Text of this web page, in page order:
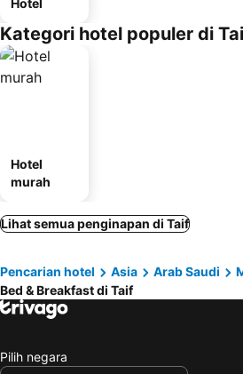
Hotel
Kategori hotel populer di
Hotel
murah
Lihat semua penginapan di Taif
Pencarian hotel Asia Arab Saudi
Bed & Breakfast di Taif
Pilih negara